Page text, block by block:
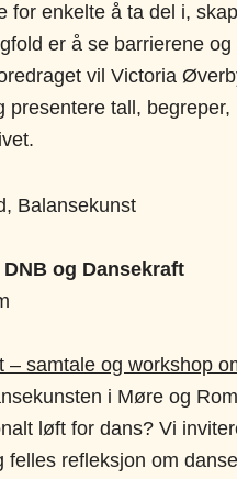
for enkelte å ta del i,
er å se barrierene
vil Victoria
presentere tall, begreper,
Balansekunst
og Dansekraft
– samtale og workshop
i Møre og
løft for dans? Vi
felles refleksjon om